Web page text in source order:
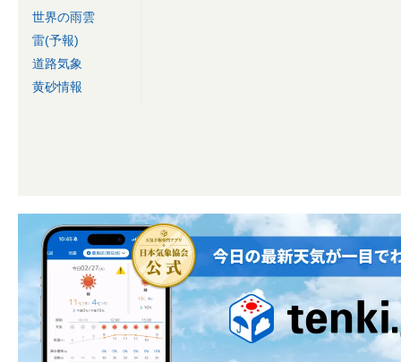
世界の雨雲
雷(予報)
道路気象
黄砂情報